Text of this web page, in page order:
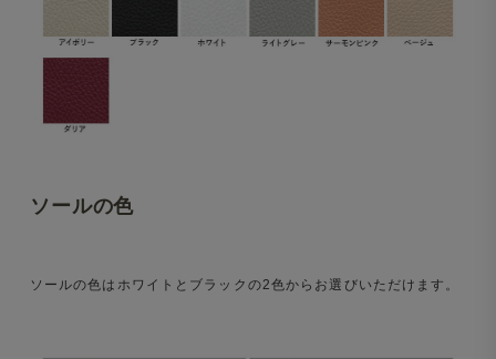
ソールの色
ソールの色はホワイトとブラックの2色からお選びいただけます。